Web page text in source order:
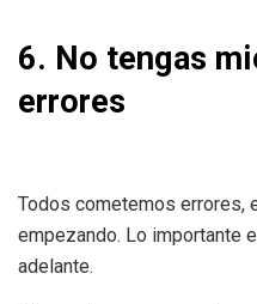
6. No tengas
errores
Todos cometemos errores,
empezando. Lo importante
adelante.